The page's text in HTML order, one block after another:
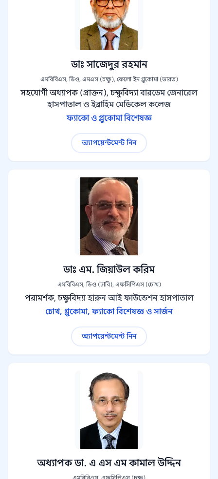
ডাঃ সাজেদুর রহমান
এমবিবিএস, ডিও, এমএস (চক্ষু), ফেলো ইন গ্লুকোমা (ভারত)
সহযোগী অধ্যাপক (প্রাক্তন), চক্ষুবিদ্যা বারডেম জেনারেল
হাসপাতাল ও ইব্রাহিম মেডিকেল কলেজ
ফ্যাকো ও গ্লুকোমা বিশেষজ্ঞ
অ্যাপয়েন্টমেন্ট নিন
ডাঃ এম. জিয়াউল করিম
এমবিবিএস, ডিও (ঢাবি), এফসিপিএস (চোখ)
পরামর্শক, চক্ষুবিদ্যা হারুন আই ফাউন্ডেশন হাসপাতাল
চোখ, গ্লুকোমা, ফ্যাকো বিশেষজ্ঞ ও সার্জন
অ্যাপয়েন্টমেন্ট নিন
অধ্যাপক ডা. এ এস এম কামাল উদ্দিন